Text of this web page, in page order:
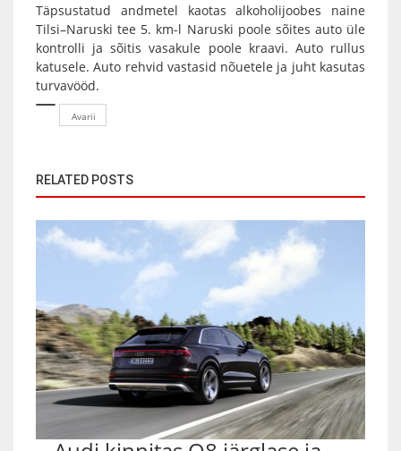
Täpsustatud andmetel kaotas alkoholijoobes naine
Tilsi–Naruski tee 5. km-l Naruski poole sõites auto üle
kontrolli ja sõitis vasakule poole kraavi. Auto rullus
katusele. Auto rehvid vastasid nõuetele ja juht kasutas
turvavööd.
Avarii
RELATED POSTS